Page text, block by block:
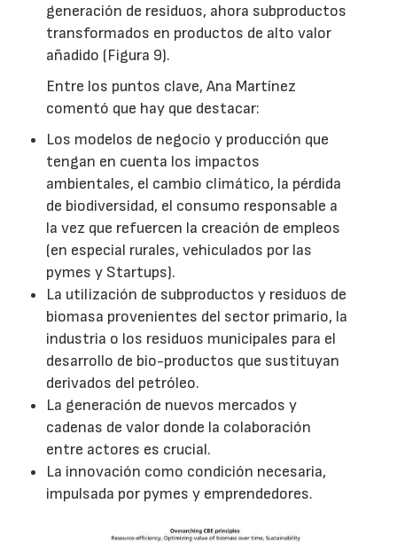
generación de residuos, ahora subproductos
transformados en productos de alto valor
añadido (Figura 9).
Entre los puntos clave, Ana Martínez
comentó que hay que destacar:
Los modelos de negocio y producción que
tengan en cuenta los impactos
ambientales, el cambio climático, la pérdida
de biodiversidad, el consumo responsable a
la vez que refuercen la creación de empleos
(en especial rurales, vehiculados por las
pymes y Startups).
La utilización de subproductos y residuos de
biomasa provenientes del sector primario, la
industria o los residuos municipales para el
desarrollo de bio-productos que sustituyan
derivados del petróleo.
La generación de nuevos mercados y
cadenas de valor donde la colaboración
entre actores es crucial.
La innovación como condición necesaria,
impulsada por pymes y emprendedores.